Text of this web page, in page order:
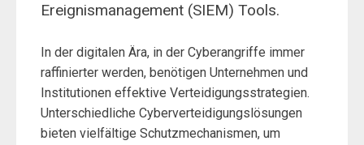
Ereignismanagement (SIEM) Tools.
In der digitalen Ära, in der Cyberangriffe immer
raffinierter werden, benötigen Unternehmen und
Institutionen effektive Verteidigungsstrategien.
Unterschiedliche Cyberverteidigungslösungen
bieten vielfältige Schutzmechanismen, um